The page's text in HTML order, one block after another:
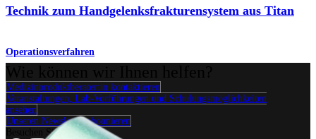
Technik zum Handgelenksfrakturensystem aus Titan
Operationsverfahren
Medizinproduktberater:in kontaktieren
Veranstaltungen, Lab-Vorführungen und Schulungsmöglichkeiten
ansehen
Unseren Newsletter abonnieren
Besuchen Sie uns